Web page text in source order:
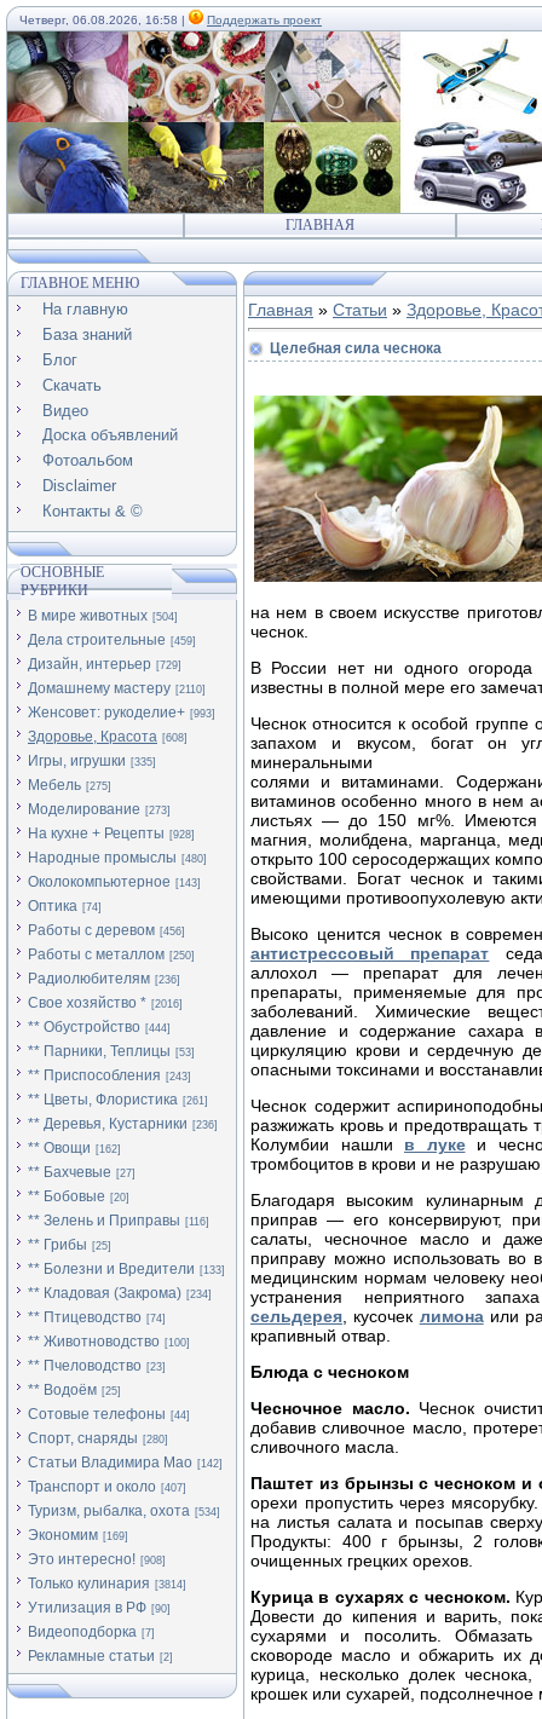
Четверг, 06.08.2026, 16:58 | Поддержать проект
ГЛАВНАЯ
ГЛАВНОЕ МЕНЮ
На главную
База знаний
Блог
Скачать
Видео
Доска объявлений
Фотоальбом
Disclaimer
Контакты & ©
ОСНОВНЫЕ
РУБРИКИ
В мире животных [504]
Дела строительные [459]
Дизайн, интерьер [729]
Домашнему мастеру [2110]
Женсовет: рукоделие+ [993]
Здоровье, Красота [608]
Игры, игрушки [335]
Мебель [275]
Моделирование [273]
На кухне + Рецепты [928]
Народные промыслы [480]
Околокомпьютерное [143]
Оптика [74]
Работы с деревом [456]
Работы с металлом [250]
Радиолюбителям [236]
Свое хозяйство * [2016]
** Обустройство [444]
** Парники, Теплицы [53]
** Приспособления [243]
** Цветы, Флористика [261]
** Деревья, Кустарники [236]
** Овощи [162]
** Бахчевые [27]
** Бобовые [20]
** Зелень и Приправы [116]
** Грибы [25]
** Болезни и Вредители [133]
** Кладовая (Закрома) [234]
** Птицеводство [74]
** Животноводство [100]
** Пчеловодство [23]
** Водоём [25]
Сотовые телефоны [44]
Спорт, снаряды [280]
Статьи Владимира Мао [142]
Транспорт и около [407]
Туризм, рыбалка, охота [534]
Экономим [169]
Это интересно! [908]
Только кулинария [3814]
Утилизация в РФ [90]
Видеоподборка [7]
Рекламные статьи [2]
Главная » Статьи » Здоровье,
Целебная сила чеснока
на нем в своем искусстве
чеснок.
В России нет ни одного
известны в полной мере его
Чеснок относится к особой
запахом и вкусом, богат он
минеральными
солями и витаминами.
витаминов особенно много в нем
листьях — до 150 мг%. Имеются
магния, молибдена, марганца,
открыто 100 серосодержащих
свойствами. Богат чеснок и
имеющими противоопухолевую
Высоко ценится чеснок в
антистрессовый препарат
аллохол — препарат для
препараты, применяемые для
заболеваний. Химические
давление и содержание сахара
циркуляцию крови и сердечную
опасными токсинами и
Чеснок содержит
разжижать кровь и
Колумбии нашли в лукеи
тромбоцитов в крови и не
Благодаря высоким кулинарным
приправ — его консервируют,
салаты, чесночное масло и
приправу можно использовать во
медицинским нормам человеку
устранения неприятного
сельдерея , кусочек лимонаили
крапивный отвар.
Блюда с чесноком
Чесночное масло. Чеснок
добавив сливочное масло,
сливочного масла.
Паштет из брынзы с чесноком и
орехи пропустить через
на листья салата и посыпав
Продукты: 400 г брынзы, 2
очищенных грецких орехов.
Курица в сухарях с чесноком.
Довести до кипения и варить,
сухарями и посолить.
сковороде масло и обжарить их
курица, несколько долек
крошек или сухарей, подсолнечное